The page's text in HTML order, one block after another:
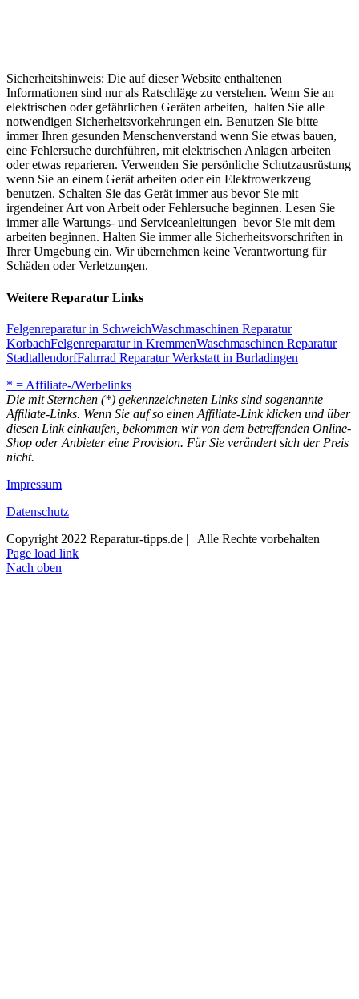
Sicherheitshinweis: Die auf dieser Website enthaltenen
Informationen sind nur als Ratschläge zu verstehen. Wenn Sie an
elektrischen oder gefährlichen Geräten arbeiten, halten Sie alle
notwendigen Sicherheitsvorkehrungen ein. Benutzen Sie bitte
immer Ihren gesunden Menschenverstand wenn Sie etwas bauen,
eine Fehlersuche durchführen, mit elektrischen Anlagen arbeiten
oder etwas reparieren. Verwenden Sie persönliche Schutzausrüstung
wenn Sie an einem Gerät arbeiten oder ein Elektrowerkzeug
benutzen. Schalten Sie das Gerät immer aus bevor Sie mit
irgendeiner Art von Arbeit oder Fehlersuche beginnen. Lesen Sie
immer alle Wartungs- und Serviceanleitungen bevor Sie mit dem
arbeiten beginnen. Halten Sie immer alle Sicherheitsvorschriften in
Ihrer Umgebung ein. Wir übernehmen keine Verantwortung für
Schäden oder Verletzungen.
Weitere Reparatur Links
Felgenreparatur in SchweichWaschmaschinen Reparatur
KorbachFelgenreparatur in KremmenWaschmaschinen Reparatur
StadtallendorfFahrrad Reparatur Werkstatt in Burladingen
* = Affiliate-/Werbelinks
Die mit Sternchen (*) gekennzeichneten Links sind sogenannte
Affiliate-Links. Wenn Sie auf so einen Affiliate-Link klicken und über
diesen Link einkaufen, bekommen wir von dem betreffenden Online-
Shop oder Anbieter eine Provision. Für Sie verändert sich der Preis
nicht.
Impressum
Datenschutz
Copyright 2022 Reparatur-tipps.de | Alle Rechte vorbehalten
Page load link
Nach oben